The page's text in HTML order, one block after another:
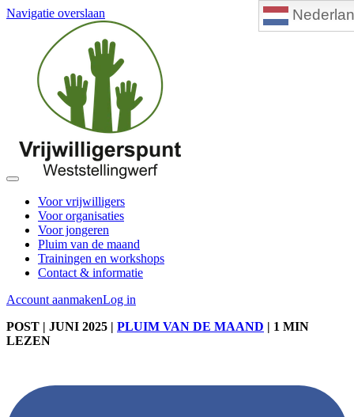
Navigatie overslaan
Voor vrijwilligers
Voor organisaties
Voor jongeren
Pluim van de maand
Trainingen en workshops
Contact & informatie
Account aanmakenLog in
POST | JUNI 2025 | PLUIM VAN DE MAAND | 1 MIN
LEZEN